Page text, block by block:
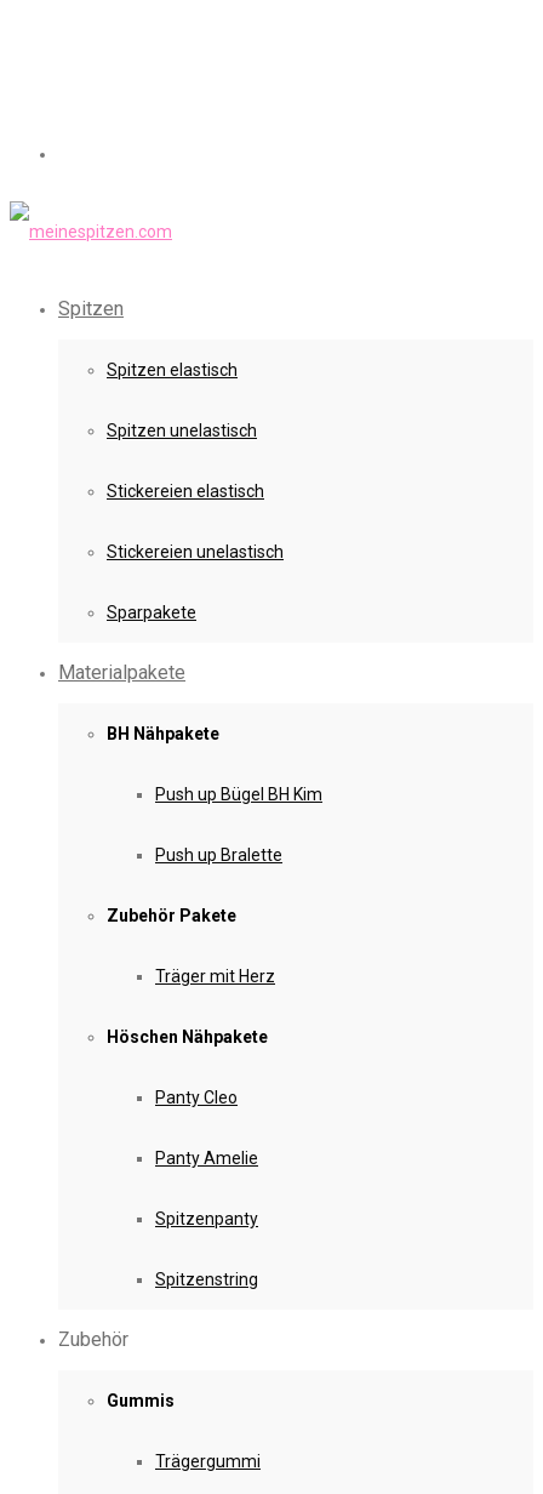
Spitzen
Spitzen elastisch
Spitzen unelastisch
Stickereien elastisch
Stickereien unelastisch
Sparpakete
Materialpakete
BH Nähpakete
Push up Bügel BH Kim
Push up Bralette
Zubehör Pakete
Träger mit Herz
Höschen Nähpakete
Panty Cleo
Panty Amelie
Spitzenpanty
Spitzenstring
Zubehör
Gummis
Trägergummi